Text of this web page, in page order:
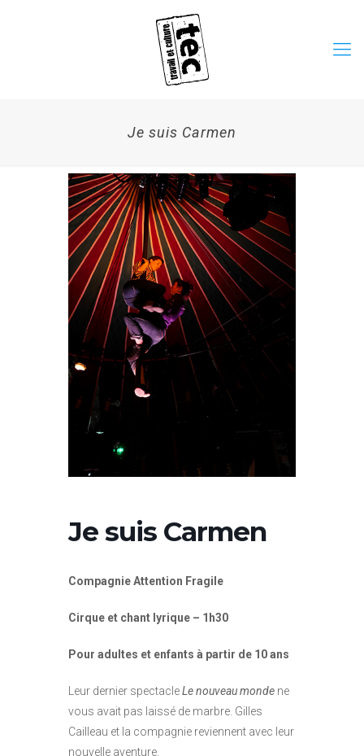
Je suis Carmen
Je suis Carmen
Compagnie Attention Fragile
Cirque et chant lyrique – 1h30
Pour adultes et enfants à partir de 10 ans
Leur dernier spectacleLe nouveau monde ne
vous avait pas laissé de marbre. Gilles
Cailleau et la compagnie reviennent avec leur
nouvelle aventure.